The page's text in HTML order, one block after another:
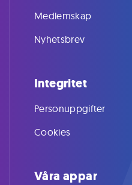
Medlemskap
Nyhetsbrev
Integritet
Personuppgifter
Cookies
Våra appar